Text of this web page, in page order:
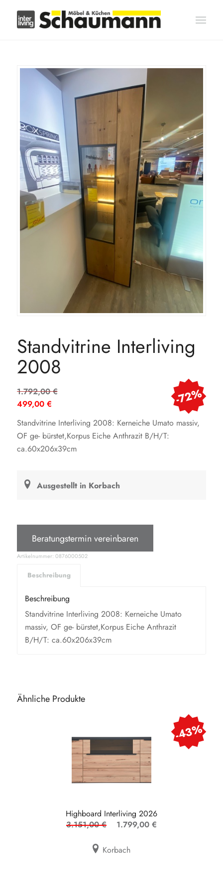
Standvitrine Interliving
2008
1.792,00€Ursprünglicher
1.792,00 €
499,00 €
Preis
ist:
499,00 €.
-72%
Standvitrine Interliving 2008: Kerneiche Umato massiv,
OF ge- bürstet,Korpus Eiche Anthrazit B/H/T:
ca.60x206x39cm
Ausgestellt in Korbach
Beratungstermin vereinbaren
Artikelnummer: 0876000502
Beschreibung
Beschreibung
Standvitrine Interliving 2008: Kerneiche Umato
massiv, OF ge- bürstet,Korpus Eiche Anthrazit
B/H/T: ca.60x206x39cm
Ähnliche Produkte
Highboard Interliving 2026
3.151,00 €
1.799,00 €
Korbach
-43%